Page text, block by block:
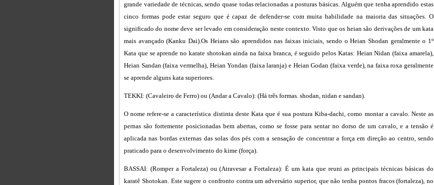
grande variedade de técnicas, sendo quase todas relacionadas a posturas básicas. Alguém que tenha aprendido estas
cinco formas pode estar seguro que é capaz de defender-se com muita habilidade na maioria das situações. O
significado do nome deve ser levado em consideração neste contexto. Visto que os heian são derivações de um kata
mais avançado (Kanku Dai).Os Heians são aprendidos nas faixas iniciais, sendo o Heian Shodan geralmente o 1º
Kata que se aprende no karate shotokan ainda na faixa branca, é seguido pelos Katas: Heian Nidan (faixa amarela),
Heian Sandan (faixa vermelha), Heian Yondan (faixa laranja) e Heian Godan (faixa verde), na faixa roxa geralmente
se aprende alguns kata superiores.
TEKKI: (Cavaleiro de Ferro) ou (Andar a Cavalo): (Há três formas. shodan, nidan e sandan).
O nome refere-se a característica distinta deste Kata que é sua postura Kiba-dachi, como montar a cavalo. Neste as
pernas são fortemente posicionadas bem abertas, como se fosse para sentar no dorso de um cavalo, e a tensão é
aplicada nas bordas externas das solas dos pés com a sensação de concentrar a força em direção ao centro, sendo
praticado para o desenvolvimento do kime (força).
BASSAI: (Romper a Fortaleza) ou (Atravesar a Fortaleza): É um kata que reuni as principais técnicas básicas do
karatê Shotokan. Este sugere o confronto contra um adversário superior, que não tenha pontos fracos (fortaleza), no